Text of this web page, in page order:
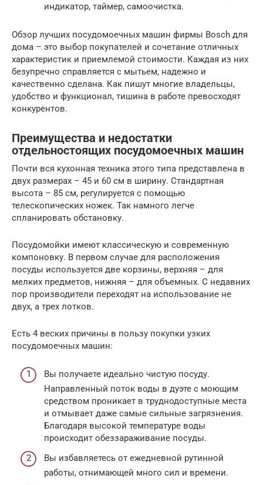
индикатор, таймер, самоочистка.
Обзор лучших посудомоечных машин фирмы Bosch для
дома – это выбор покупателей и сочетание отличных
характеристик и приемлемой стоимости. Каждая из них
безупречно справляется с мытьем, надежно и
качественно сделана. Как пишут многие владельцы,
удобство и функционал, тишина в работе превосходят
конкурентов.
Преимущества и недостатки
отдельностоящих посудомоечных машин
Почти вся кухонная техника этого типа представлена в
двух размерах – 45 и 60 см в ширину. Стандартная
высота – 85 см, регулируется с помощью
телескопических ножек. Так намного легче
спланировать обстановку.
Посудомойки имеют классическую и современную
компоновку. В первом случае для расположения
посуды используется две корзины, верхняя – для
мелких предметов, нижняя – для объемных. С недавних
пор производители переходят на использование не
двух, а трех лотков.
Есть 4 веских причины в пользу покупки узких
посудомоечных машин:
Вы получаете идеально чистую посуду.
Направленный поток воды в дуэте с моющим
средством проникает в труднодоступные места
и отмывает даже самые сильные загрязнения.
Благодаря высокой температуре воды
происходит обеззараживание посуды.
Вы избавляетесь от ежедневной рутинной
работы, отнимающей много сил и времени.